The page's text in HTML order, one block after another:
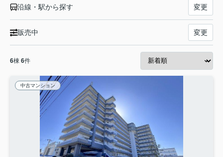
沿線・駅から探す 変更
販売中 変更
6棟 6件
中古マンション